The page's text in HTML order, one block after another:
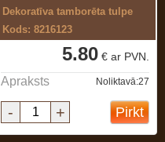
Dekoratīva tamborēta tulpe
Kods: 8216123
5.80 € ar PVN.
Apraksts Noliktavā:27
- + Pirkt